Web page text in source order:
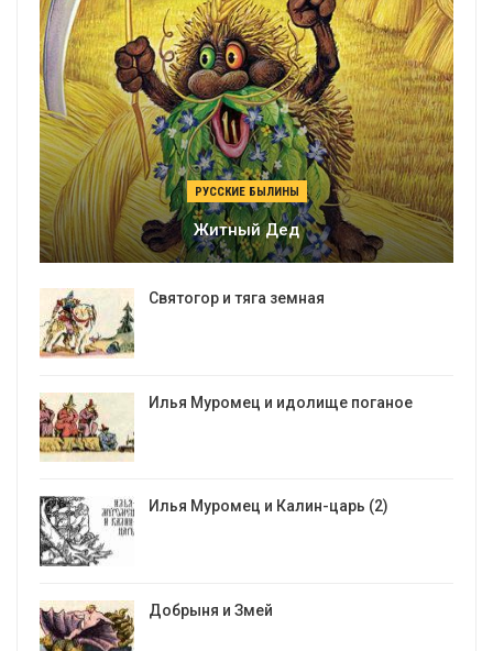
РУССКИЕ БЫЛИНЫ
Житный Дед
Святогор и тяга земная
Илья Муромец и идолище поганое
Илья Муромец и Калин-царь (2)
Добрыня и Змей